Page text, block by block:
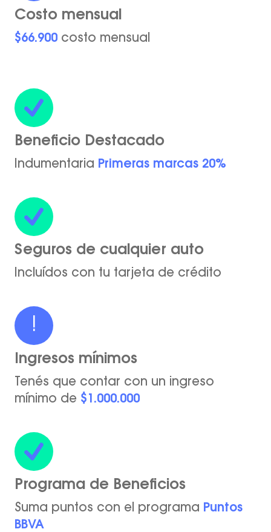
Costo mensual
$66.900 costo mensual
Beneficio Destacado
Indumentaria Primeras marcas 20%
Seguros de cualquier auto
Incluídos con tu tarjeta de crédito
!
Ingresos mínimos
Tenés que contar con un ingreso
mínimo de $1.000.000
Programa de Beneficios
Suma puntos con el programa Puntos
BBVA